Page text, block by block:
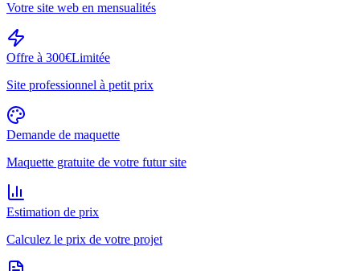
Votre site web en mensualités
Offre à 300€Limitée
Site professionnel à petit prix
Demande de maquette
Maquette gratuite de votre futur site
Estimation de prix
Calculez le prix de votre projet